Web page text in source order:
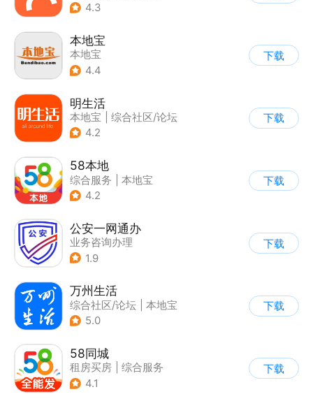
4.3
本地宝
本地宝
4.4
下载
明生活
本地宝
综合社区/论坛
4.2
下载
58本地
综合服务
本地宝
4.2
下载
公安一网通办
业务咨询办理
| 政企业务
1.9
下载
万州生活
综合社区/论坛
本地宝
5.0
下载
58同城
租房买房
综合服务
4.1
下载